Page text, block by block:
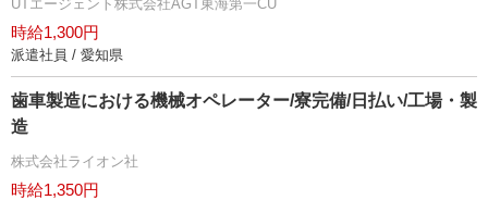
UTエージェント株式会社AGT東海第一CU
時給1,300円
派遣社員 / 愛知県
歯車製造における機械オペレーター/寮完備/日払い/工場・製
造
株式会社ライオン社
時給1,350円